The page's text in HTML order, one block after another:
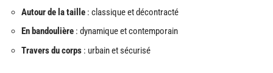
Autour de la taille : classique et décontracté
En bandoulière : dynamique et contemporain
Travers du corps : urbain et sécurisé